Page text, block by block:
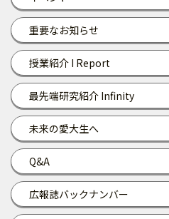
重要なお知らせ
授業紹介 I Report
最先端研究紹介 Infinity
未来の愛大生へ
Q&A
広報誌バックナンバー